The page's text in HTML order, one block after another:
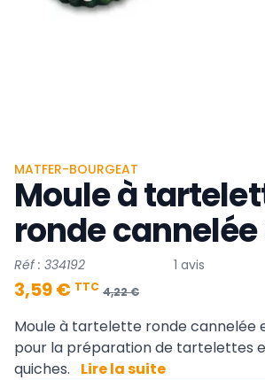
MATFER-BOURGEAT
Moule à
ronde cannelée
Réf : 334192 1 avis
3,59 € TTC 4,22 €
Moule à tartelette ronde cannelée
pour la préparation de tartelettes
quiches.
Lire la suite